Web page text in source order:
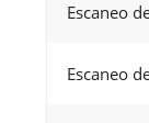
Escaneo
Escaneo